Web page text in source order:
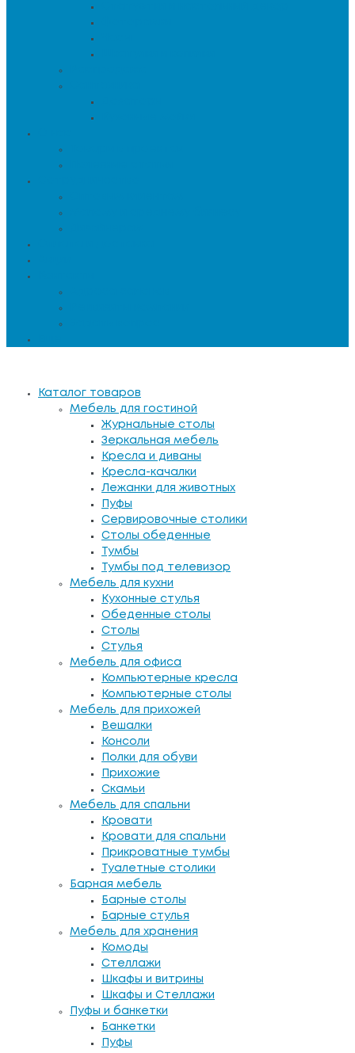
Каталог товаров
Мебель для гостиной
Журнальные столы
Зеркальная мебель
Кресла и диваны
Кресла-качалки
Лежанки для животных
Пуфы
Сервировочные столики
Столы обеденные
Тумбы
Тумбы под телевизор
Мебель для кухни
Кухонные стулья
Обеденные столы
Столы
Стулья
Мебель для офиса
Компьютерные кресла
Компьютерные столы
Мебель для прихожей
Вешалки
Консоли
Полки для обуви
Прихожие
Скамьи
Мебель для спальни
Кровати
Кровати для спальни
Прикроватные тумбы
Туалетные столики
Барная мебель
Барные столы
Барные стулья
Мебель для хранения
Комоды
Стеллажи
Шкафы и витрины
Шкафы и Стеллажи
Пуфы и банкетки
Банкетки
Пуфы